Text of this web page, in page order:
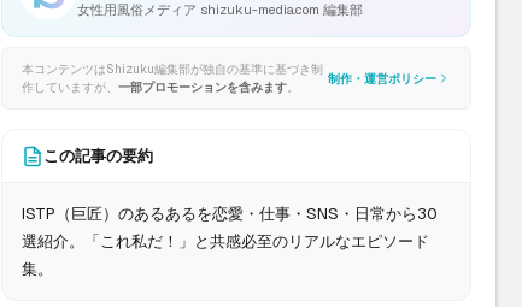
女性用風俗メディア shizuku-media.com 編集部
本コンテンツはShizuku編集部が独自の基準に基づき制
作していますが、 一部プロモーションを含みます。
制作・運営ポリシー
この記事の要約
ISTP（巨匠）のあるあるを恋愛・仕事・SNS・日常から30
選紹介。「これ私だ！」と共感必至のリアルなエピソード
集。